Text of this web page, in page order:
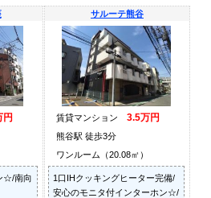
円
☆/南向
サルーテ熊谷
賃貸マンション 3.5万円
熊谷駅 徒歩3分
ワンルーム（20.08㎡）
1口IHクッキングヒーター完備/
安心のモニタ付インターホン☆/